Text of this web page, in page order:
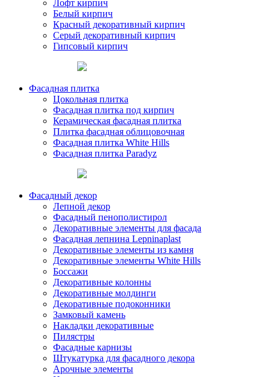
Лофт кирпич
Белый кирпич
Красный декоративный кирпич
Серый декоративный кирпич
Гипсовый кирпич
Фасадная плитка
Цокольная плитка
Фасадная плитка под кирпич
Керамическая фасадная плитка
Плитка фасадная облицовочная
Фасадная плитка White Hills
Фасадная плитка Paradyz
Фасадный декор
Лепной декор
Фасадный пенополистирол
Декоративные элементы для фасада
Фасадная лепнина Lepninaplast
Декоративные элементы из камня
Декоративные элементы White Hills
Боссажи
Декоративные колонны
Декоративные молдинги
Декоративные подоконники
Замковый камень
Накладки декоративные
Пилястры
Фасадные карнизы
Штукатурка для фасадного декора
Арочные элементы